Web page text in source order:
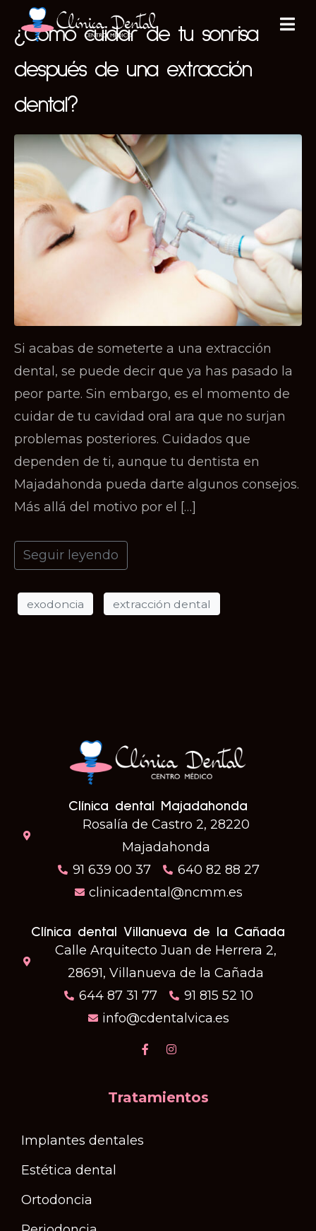
¿Cómo cuidar de tu sonrisa
después de una extracción
dental?
Si acabas de someterte a una extracción
dental, se puede decir que ya has pasado la
peor parte. Sin embargo, es el momento de
cuidar de tu cavidad oral ara que no surjan
problemas posteriores. Cuidados que
dependen de ti, aunque tu dentista en
Majadahonda pueda darte algunos consejos.
Más allá del motivo por el […]
Seguir leyendo
exodoncia extracción dental
Clínica dental Majadahonda
Rosalía de Castro 2, 28220
Majadahonda
91 639 00 37
640 82 88 27
clinicadental@ncmm.es
Clínica dental Villanueva de la Cañada
Calle Arquitecto Juan de Herrera 2,
28691, Villanueva de la Cañada
644 87 31 77
91 815 52 10
info@cdentalvica.es
Tratamientos
Implantes dentales
Estética dental
Ortodoncia